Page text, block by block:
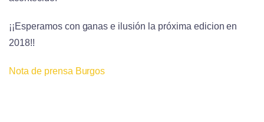
¡¡Esperamos con ganas e ilusión la próxima edicion en
2018!!
Nota de prensa Burgos